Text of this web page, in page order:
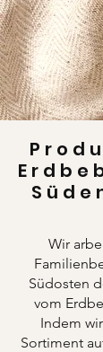
Wir
Südosten
vom
Indem
Sortiment